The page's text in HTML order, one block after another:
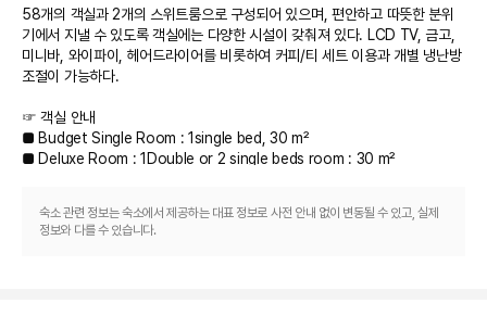
58개의 객실과 2개의 스위트룸으로 구성되어 있으며, 편안하고 따뜻한 분위
기에서 지낼 수 있도록 객실에는 다양한 시설이 갖춰져 있다. LCD TV, 금고,
미니바, 와이파이, 헤어드라이어를 비롯하여 커피/티 세트 이용과 개별 냉난방
조절이 가능하다.
☞ 객실 안내
■ Budget Single Room : 1single bed, 30 m²
■ Deluxe Room : 1Double or 2 single beds room : 30 m²
☞ 객실내 무료 와이파이
☞ 무료주차 가능
숙소 관련 정보는 숙소에서 제공하는 대표 정보로 사전 안내 없이 변동될 수 있고, 실제
정보와 다를 수 있습니다.